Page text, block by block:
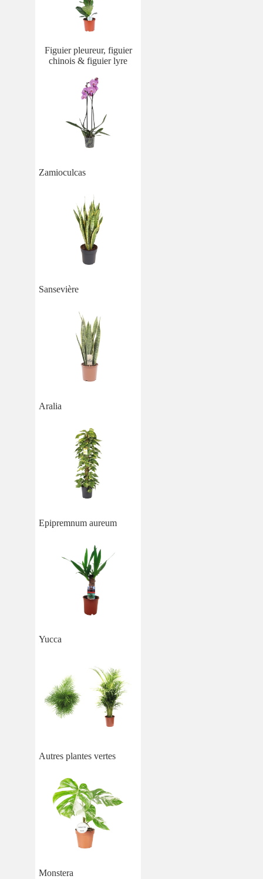
Figuier pleureur, figuier
chinois & figuier lyre
Zamioculcas
Sansevière
Aralia
Epipremnum aureum
Yucca
Autres plantes vertes
Monstera